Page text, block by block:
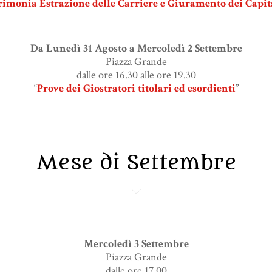
Estrazione delle Carriere e Giuramento dei
Da Lunedì 31 Agosto a Mercoledì 2 Settembre
Piazza Grande
dalle ore 16.30 alle ore 19.30
“Prove dei Giostratori titolari ed esordienti”
Mese di Settembre
Mercoledì 3 Settembre
Piazza Grande